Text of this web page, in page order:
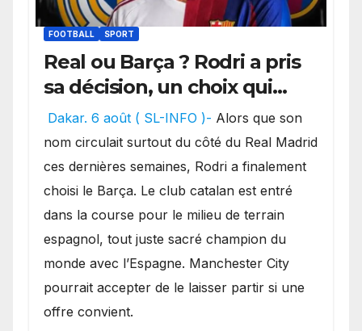
FOOTBALL SPORT
Real ou Barça ? Rodri a pris
sa décision, un choix qui
pourrait faire grand bruit
sur le marché des
transferts.
Dakar. 6 août ( SL-INFO )- Alors que son
nom circulait surtout du côté du Real Madrid
ces dernières semaines, Rodri a finalement
choisi le Barça. Le club catalan est entré
dans la course pour le milieu de terrain
espagnol, tout juste sacré champion du
monde avec l’Espagne. Manchester City
pourrait accepter de le laisser partir si une
offre convient.